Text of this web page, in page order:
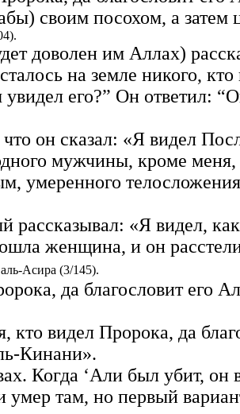
своим посохом, а затем
доволен им Аллах)
на земле никого,
его?” Он ответил:
он сказал: «Я видел
мужчины, кроме
«Я видел,
женщина, и он
Асира (3/145).
да благословит его
видел Пророка, да
Кинани».
Когда ‘Али был убит, он
умер там, но первый